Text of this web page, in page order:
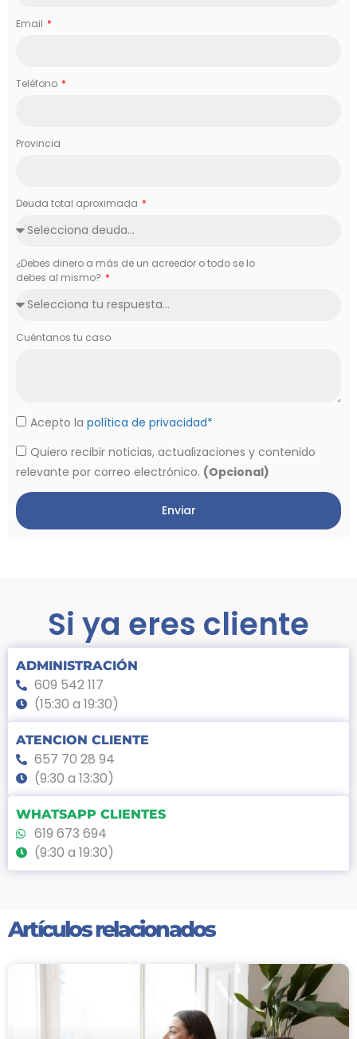
Email
Teléfono
Provincia
Deuda total aproximada
¿Debes dinero a más de un acreedor o todo se lo
debes al mismo?
Cuéntanos tu caso
Acepto la política de privacidad*
Quiero recibir noticias, actualizaciones y contenido
relevante por correo electrónico. (Opcional)
Enviar
Si ya eres cliente
ADMINISTRACIÓN
609 542 117
(15:30 a 19:30)
ATENCION CLIENTE
657 70 28 94
(9:30 a 13:30)
WHATSAPP CLIENTES
619 673 694
(9:30 a 19:30)
Artículos relacionados